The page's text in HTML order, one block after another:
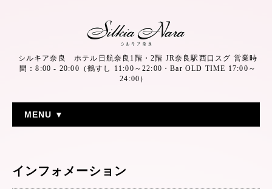
シルキア奈良 ホテル日航奈良1階・2階 JR奈良駅西口スグ 営業時
間：8:00 - 20:00（鶴すし 11:00～22:00・Bar OLD TIME 17:00～
24:00）
MENU ▼
インフォメーション